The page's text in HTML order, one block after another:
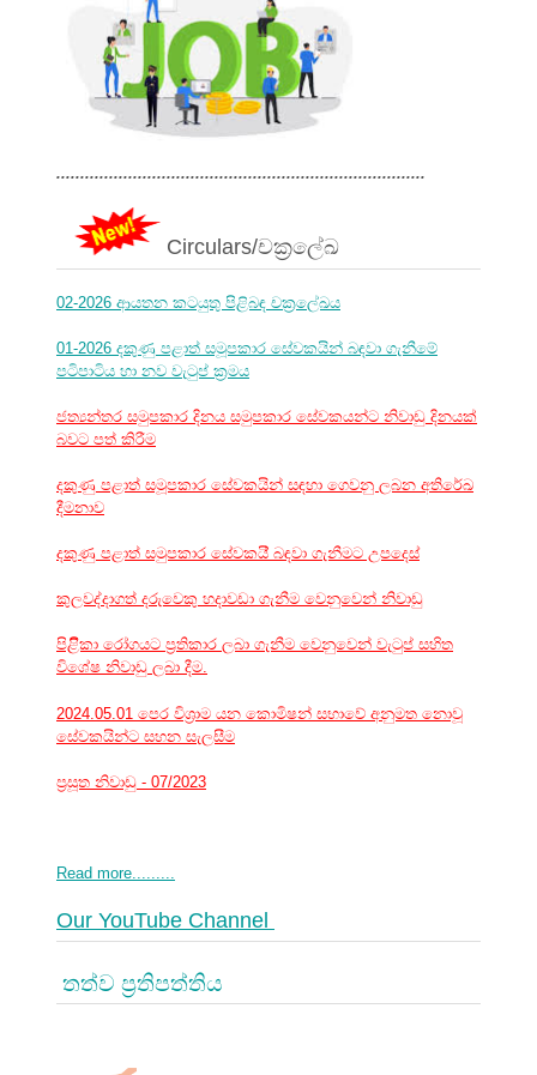
.............................................................................
Circulars/චක්‍රලේඛ
02-2026 ආයතන කටයුතු පිළිබඳ චක්‍රලේඛය
01-2026 දකුණු පළාත් සමූපකාර සේවකයින් බඳවා ගැනීමේ
පටිපාටිය හා නව වැටුප් ක්‍රමය
ජත්‍යන්තර සමුපකාර දිනය සමුපකාර සේවකයන්ට නිවාඩු දිනයක්
බවට පත් කිරීම
දකුණු පළාත් සමූපකාර සේවකයින් සඳහා ගෙවනු ලබන අතිරේඛ
දීමනාව
දකුණු පළාත් සමුපකාර සේවකයි් බඳවා ගැනීමට උපදෙස්
කුලවද්දාගත් දරුවෙකු හදාවඩා ගැනීම වෙනුවෙන් නිවාඩු
පිළිිකා රෝගයට ප්‍රතිකාර ලබා ගැනීම වෙනුවෙන් වැටුප් සහිත
විශේෂ නිවාඩු ලබා දීම.
2024.05.01 පෙර විශ්‍රාම යන කොමිෂන් සභාවේ අනුමත නොවූ
සේවකයින්ට සහන සැලසීම
ප්‍රසූත නිවාඩු - 07/2023
Read more.........
Our YouTube Channel
තත්ව ප්‍රතිපත්තිය